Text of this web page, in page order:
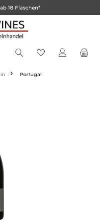
18 Flaschen*
Portugal